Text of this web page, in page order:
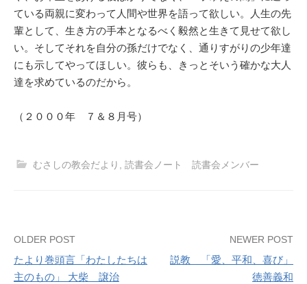
ている両親に変わって人間や世界を語って欲しい。人生の先
輩として、生き方の手本となるべく毅然と生きて見せて欲し
い。そしてそれを自分の孫だけでなく、通りすがりの少年達
にも示してやってほしい。彼らも、きっとそいう確かな大人
達を求めているのだから。
（２０００年 ７＆８月号）
むさしの教会だより 読書会ノート 読書会メンバー
Post
navigation
OLDER POST
たより巻頭言「わたしたちは
主のもの」 大柴 譲治
NEWER POST
説教 「愛、平和、喜び」
徳善義和